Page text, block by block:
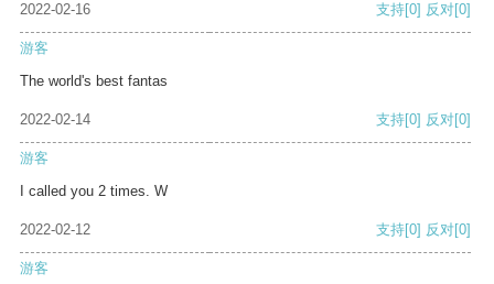
2022-02-16 支持[0] 反对[0]
游客
The world's best fantas
2022-02-14 支持[0] 反对[0]
游客
I called you 2 times. W
2022-02-12 支持[0] 反对[0]
游客